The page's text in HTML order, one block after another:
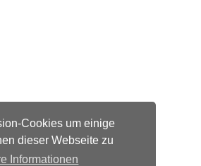
Cookies um einige
dieser Webseite zu
Informationen